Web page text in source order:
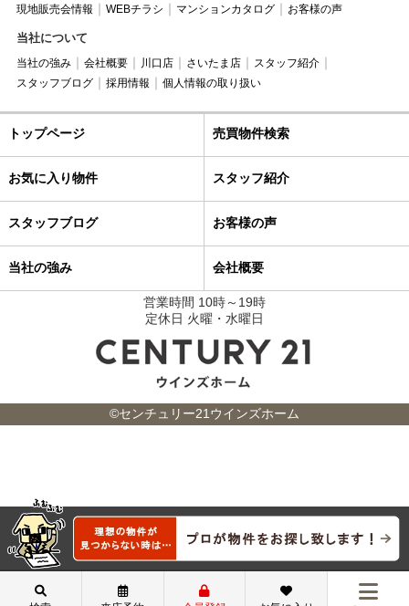
現地販売会情報
WEBチラシ マンションカタログ お客様の声
当社について
当社の強み 会社概要 川口店 さいたま店
スタッフ紹介
スタッフブログ
採用情報 個人情報の取り扱い
トップページ 売買物件検索
お気に入り物件 スタッフ紹介
スタッフブログ お客様の声
当社の強み 会社概要
営業時間 10時～19時
定休日 火曜・水曜日
©センチュリー21ウインズホーム